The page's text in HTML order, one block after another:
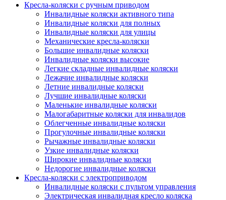
Кресла-коляски с ручным приводом
Инвалидные коляски активного типа
Инвалидные коляски для полных
Инвалидные коляски для улицы
Механические кресла-коляски
Большие инвалидные коляски
Инвалидные коляски высокие
Легкие складные инвалидные коляски
Лежачие инвалидные коляски
Летние инвалидные коляски
Лучшие инвалидные коляски
Маленькие инвалидные коляски
Малогабаритные коляски для инвалидов
Облегченные инвалидные коляски
Прогулочные инвалидные коляски
Рычажные инвалидные коляски
Узкие инвалидные коляски
Широкие инвалидные коляски
Недорогие инвалидные коляски
Кресла-коляски с электроприводом
Инвалидные коляски с пультом управления
Электрическая инвалидная кресло коляска